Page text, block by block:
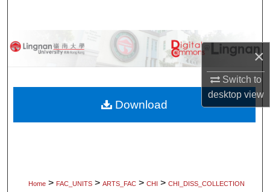
×
Switch to
desktopview
Browse Collections
About
Home > FAC_UNITS > ARTS_FAC > CHI > CHI_DISS_COLLECTION
Download